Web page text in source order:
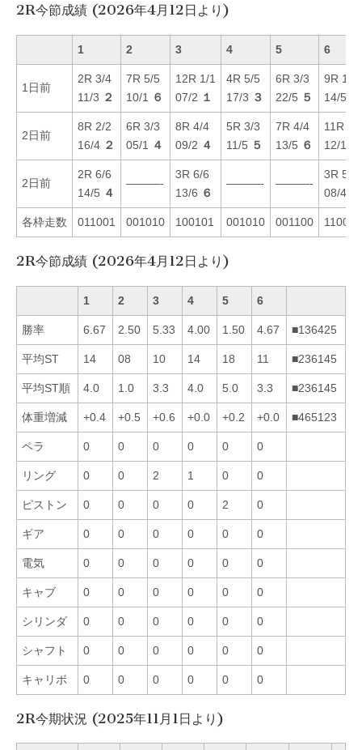
2R今節成績 (2026年4月12日より)
1 2 3 4 5 6
1日前
2R 3/4
11/3 ２
7R 5/5
10/1
６
12R 1/1
07/2 １
4R 5/5
17/3 ３
6R 3/3
22/5 ５
9R 1/1
14/5
2日前
8R 2/2
16/4 ２
6R 3/3
05/1
４
8R 4/4
09/2 ４
5R 3/3
11/5 ５
7R 4/4
13/5 ６
11R 2/
12/1
2日前
2R 6/6
14/5 ４
———-
3R 6/6
13/6 ６
———- ———-
3R 5/5
08/4
各枠走数 011001 001010 100101 001010 001100 110010
2R今節成績 (2026年4月12日より)
1 2 3 4 5 6
勝率 6.67 2.50 5.33 4.00 1.50 4.67 ■136425
平均ST 14 08 10 14 18 11 ■236145
平均ST順 4.0 1.0 3.3 4.0 5.0 3.3 ■236145
体重増減 +0.4 +0.5 +0.6 +0.0 +0.2 +0.0 ■465123
ペラ 0 0 0 0 0 0
リング 0 0 2 1 0 0
ピストン 0 0 0 0 2 0
ギア 0 0 0 0 0 0
電気 0 0 0 0 0 0
キャブ 0 0 0 0 0 0
シリンダ 0 0 0 0 0 0
シャフト 0 0 0 0 0 0
キャリボ 0 0 0 0 0 0
2R今期状況 (2025年11月1日より)